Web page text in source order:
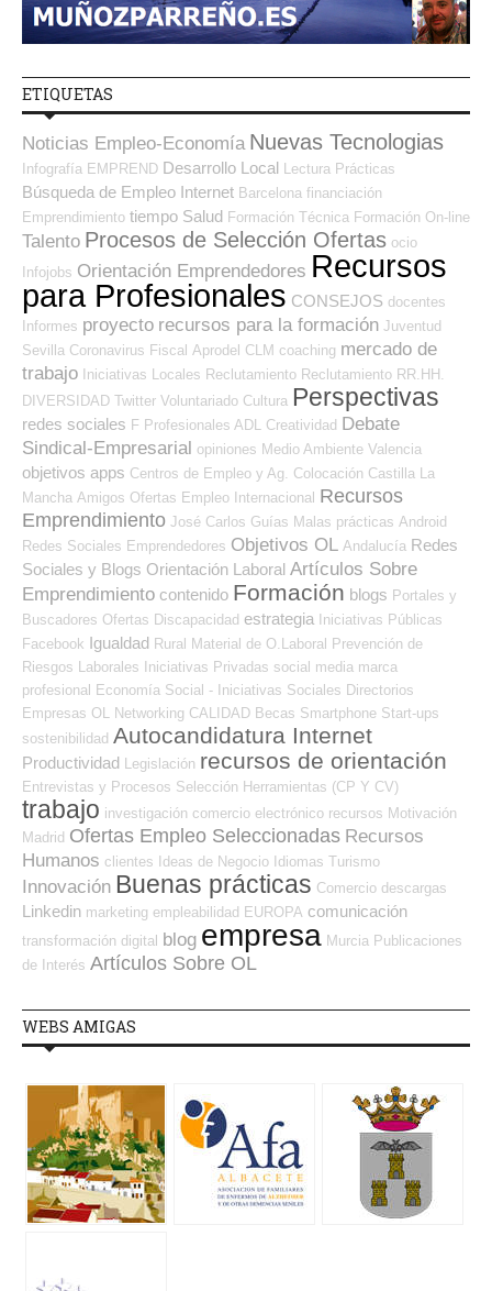
ETIQUETAS
Noticias Empleo-Economía Nuevas Tecnologias
Infografía EMPREND Desarrollo Local Lectura Prácticas
Búsqueda de Empleo Internet Barcelona financiación
Emprendimiento tiempo Salud Formación Técnica Formación On-line
Talento Procesos de Selección Ofertas ocio
Infojobs Orientación Emprendedores Recursos
para Profesionales CONSEJOS docentes
Informes proyecto recursos para la formación Juventud
Sevilla Coronavirus Fiscal Aprodel CLM coaching mercado de
trabajo Iniciativas Locales Reclutamiento Reclutamiento RR.HH.
DIVERSIDAD Twitter Voluntariado Cultura Perspectivas
redes sociales F Profesionales ADL Creatividad Debate
Sindical-Empresarial opiniones Medio Ambiente Valencia
objetivos apps Centros de Empleo y Ag. Colocación Castilla La
Mancha Amigos Ofertas Empleo Internacional Recursos
Emprendimiento José Carlos Guías Malas prácticas Android
Redes Sociales Emprendedores Objetivos OL Andalucía Redes
Sociales y Blogs Orientación Laboral Artículos Sobre
Emprendimiento contenido Formación blogs Portales y
Buscadores Ofertas Discapacidad estrategia Iniciativas Públicas
Facebook Igualdad Rural Material de O.Laboral Prevención de
Riesgos Laborales Iniciativas Privadas social media marca
profesional Economía Social - Iniciativas Sociales Directorios
Empresas OL
Networking CALIDAD Becas Smartphone Start-ups
sostenibilidad Autocandidatura Internet
Productividad Legislación recursos de orientación
Entrevistas y Procesos Selección Herramientas (CP Y CV)
trabajo investigación comercio electrónico recursos Motivación
Madrid Ofertas Empleo Seleccionadas Recursos
Humanos clientes Ideas de Negocio Idiomas Turismo
Innovación Buenas prácticas Comercio descargas
Linkedin marketing empleabilidad EUROPA comunicación
transformación digital blog empresa Murcia Publicaciones
de Interés Artículos Sobre OL
WEBS AMIGAS